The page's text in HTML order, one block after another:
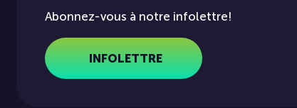
Abonnez-vous à notre infolettre!
INFOLETTRE